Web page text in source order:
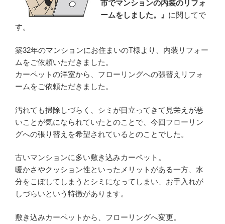
市でマンションの内装のリフォ
ームをしました。』 に関してで
す。
築32年のマンションにお住まいのT様より、内装リフォー
ムをご依頼いただきました。
カーペットの洋室から、フローリングへの張替えリフォ
ームをご依頼ただきました。
汚れても掃除しづらく、シミが目立ってきて見栄えが悪
いことが気になられていたとのことで、今回フローリン
グへの張り替えを希望されているとのことでした。
古いマンションに多い敷き込みカーペット。
暖かさやクッション性といったメリットがある一方、水
分をこぼしてしまうとシミになってしまい、お手入れが
しづらいという特徴があります。
敷き込みカーペットから、フローリングへ変更。